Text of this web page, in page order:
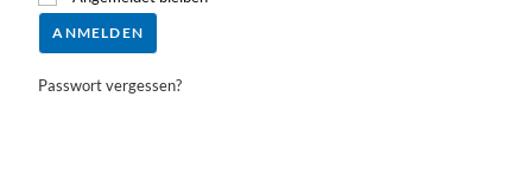
Passwort vergessen?